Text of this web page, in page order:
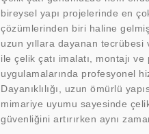
bireysel yapı projelerinde en
çözümlerinden biri haline
uzun yıllara dayanan tecrübesi
ile çelik çatı imalatı, montajı ve
uygulamalarında profesyonel
Dayanıklılığı, uzun ömürlü
mimariye uyumu sayesinde
güvenliğini artırırken aynı